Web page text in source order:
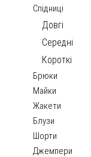
Спідниці
Довгі
Середні
Короткі
Брюки
Майки
Жакети
Блузи
Шорти
Джемпери